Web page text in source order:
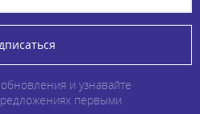
и узнавайте
первыми